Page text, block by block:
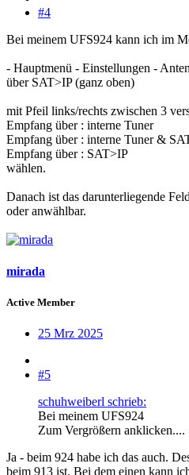
#4
Bei meinem UFS924 kann ich im
- Hauptmenü - Einstellungen -
über SAT>IP (ganz oben)
mit Pfeil links/rechts zwischen 3
Empfang über : interne Tuner
Empfang über : interne Tuner &
Empfang über : SAT>IP
wählen.
Danach ist das darunterliegende
oder anwählbar.
mirada
Active Member
25 Mrz 2025
#5
schuhweiberl schrieb:
Bei meinem UFS924
Zum Vergrößern anklicken....
Ja - beim 924 habe ich das auch.
beim 913 ist. Bei dem einen kann